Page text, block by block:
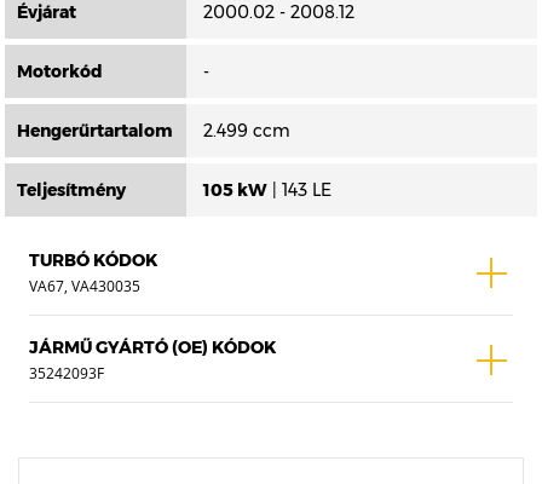
Évjárat 2000.02 - 2008.12
Motorkód -
Hengerűrtartalom 2.499 ccm
Teljesítmény 105 kW | 143 LE
TURBÓ KÓDOK
VA67, VA430035
JÁRMŰ GYÁRTÓ (OE) KÓDOK
35242093F